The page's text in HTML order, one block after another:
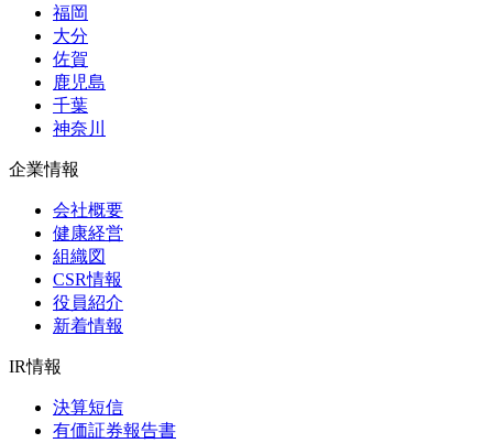
福岡
大分
佐賀
鹿児島
千葉
神奈川
企業情報
会社概要
健康経営
組織図
CSR情報
役員紹介
新着情報
IR情報
決算短信
有価証券報告書